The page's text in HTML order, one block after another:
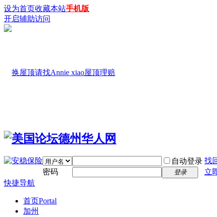
设为首页收藏本站手机版
开启辅助访问
自动登录 找
密码
登录
立
快捷导航
首页Portal
加州